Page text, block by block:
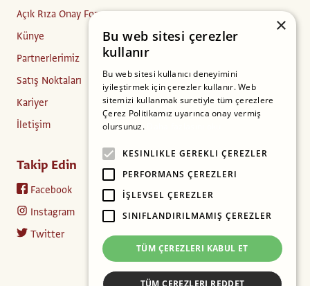
Açık Rıza Onay Formu
Künye
Partnerlerimiz
Satış Noktaları
Kariyer
İletişim
Takip Edin
Facebook
Instagram
Twitter
×
Bu web sitesi çerezler
kullanır
Bu web sitesi kullanıcı deneyimini
iyileştirmek için çerezler kullanır. Web
sitemizi kullanmak suretiyle tüm çerezlere
Çerez Politikamız uyarınca onay vermiş
olursunuz.
KESINLIKLE GEREKLI ÇEREZLER
PERFORMANS ÇEREZLERI
İŞLEVSEL ÇEREZLER
SINIFLANDIRILMAMIŞ ÇEREZLER
TÜM ÇEREZLERI KABUL ET
TÜM ÇEREZLERI REDDET